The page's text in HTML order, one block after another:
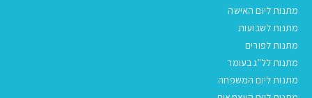
מתנות ליום האישה
מתנות לשבועות
מתנות לפורים
מתנות לל"ג בעומר
מתנות ליום המשפחה